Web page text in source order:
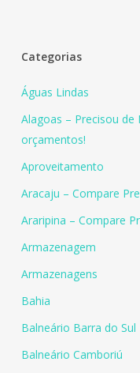
Categorias
Águas Lindas
Alagoas – Precisou de
orçamentos!
Aproveitamento
Aracaju – Compare
Araripina – Compare
Armazenagem
Armazenagens
Bahia
Balneário Barra do Sul
Balneário Camboriú